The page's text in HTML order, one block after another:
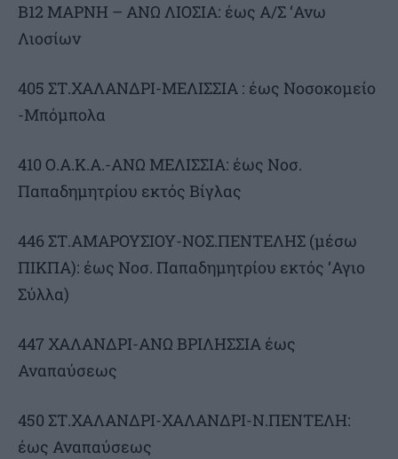
Β12 ΜΑΡΝΗ – ΑΝΩ ΛΙΟΣΙΑ: έως Α/Σ ‘Ανω
Λιοσίων
405 ΣΤ.ΧΑΛΑΝΔΡΙ-ΜΕΛΙΣΣΙΑ : έως Νοσοκομείο
-Μπόμπολα
410 Ο.Α.Κ.Α.-ΑΝΩ ΜΕΛΙΣΣΙΑ: έως Nοσ.
Παπαδημητρίου εκτός Βίγλας
446 ΣΤ.ΑΜΑΡΟΥΣΙΟΥ-ΝΟΣ.ΠΕΝΤΕΛΗΣ (μέσω
ΠΙΚΠΑ): έως Νοσ. Παπαδημητρίου εκτός ‘Αγιο
Σύλλα)
447 ΧΑΛΑΝΔΡΙ-ΑΝΩ ΒΡΙΛΗΣΣΙΑ έως
Αναπαύσεως
450 ΣΤ.ΧΑΛΑΝΔΡΙ-ΧΑΛΑΝΔΡΙ-Ν.ΠΕΝΤΕΛΗ:
έως Αναπαύσεως